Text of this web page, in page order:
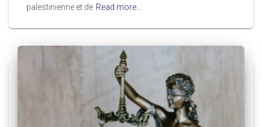
palestinienne et de Read more…